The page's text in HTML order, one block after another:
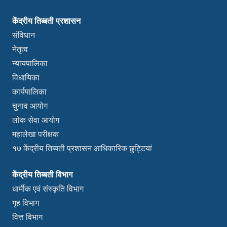
केंद्रीय तिब्बती प्रशासन
संविधान
नेतृत्व
न्यायपालिका
विधायिका
कार्यपालिका
चुनाव आयोग
लोक सेवा आयोग
महालेखा परीक्षक
१७ केंद्रीय तिब्बती प्रशासन आधिकारिक छुट्टियां
केंद्रीय तिब्बती विभाग
धार्मीक एवं संस्कृति विभाग
गृह विभाग
वित्त विभाग